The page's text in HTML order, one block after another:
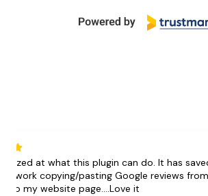
at what this plugin can do. It has saved me
copying/pasting Google reviews from
website page....Love it